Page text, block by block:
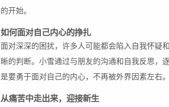
的开始。
如何面对自己内心的挣扎
面对深深的困扰，许多人可能都会陷入自我怀疑
晰的判断。小雪通过与朋友的沟通和自我反思，
是要勇于面对自己的内心，不再被外界因素左右
从痛苦中走出来，迎接新生